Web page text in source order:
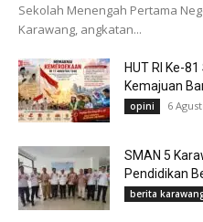
Sekolah Menengah Pertama
Karawang, angkatan...
HUT RI Ke-
Kemajuan
opini 6
SMAN 5
Pendidikan
berita